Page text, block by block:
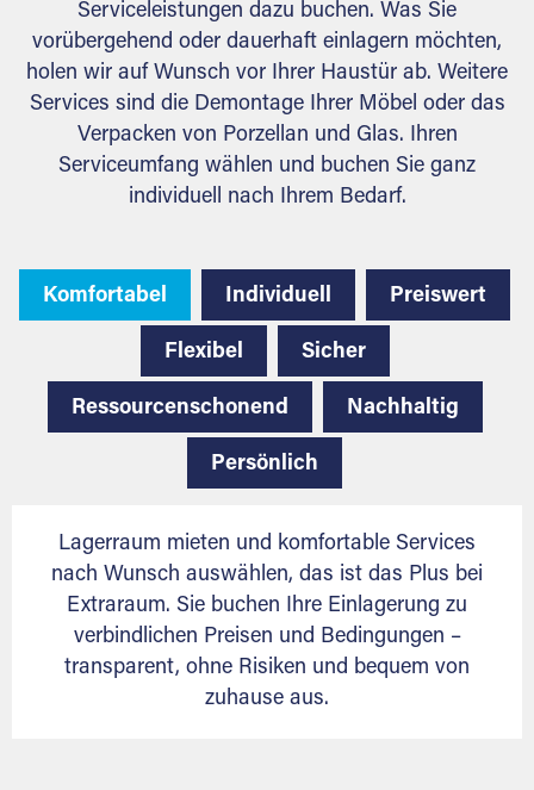
Serviceleistungen dazu buchen. Was Sie
vorübergehend oder dauerhaft einlagern möchten,
holen wir auf Wunsch vor Ihrer Haustür ab. Weitere
Services sind die Demontage Ihrer Möbel oder das
Verpacken von Porzellan und Glas. Ihren
Serviceumfang wählen und buchen Sie ganz
individuell nach Ihrem Bedarf.
Komfortabel Individuell Preiswert
Flexibel Sicher
Ressourcenschonend Nachhaltig
Persönlich
Lagerraum mieten und komfortable Services
nach Wunsch auswählen, das ist das Plus bei
Extraraum. Sie buchen Ihre Einlagerung zu
verbindlichen Preisen und Bedingungen –
transparent, ohne Risiken und bequem von
zuhause aus.